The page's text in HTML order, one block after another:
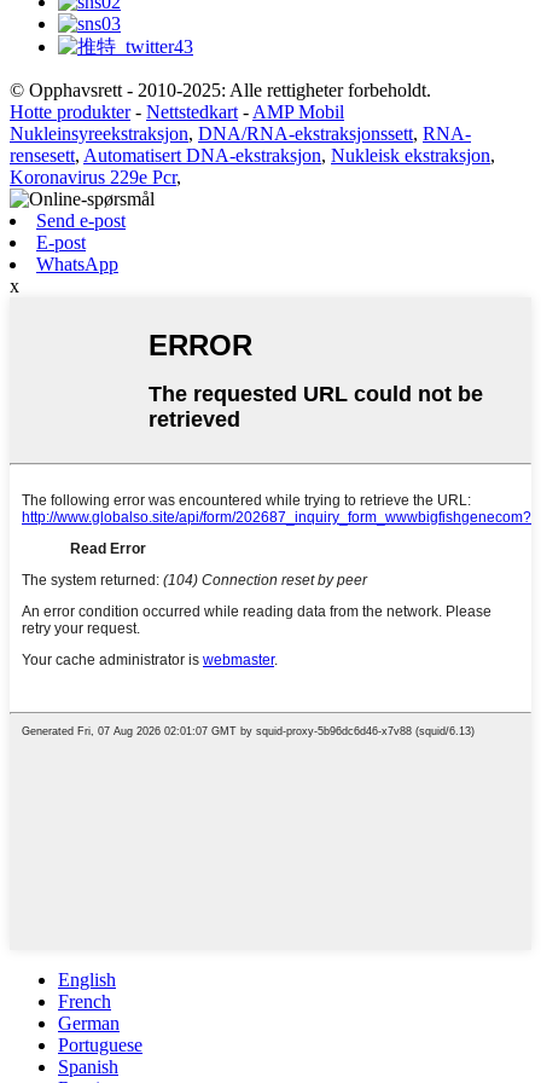
© Opphavsrett - 2010-2025: Alle rettigheter forbeholdt.
Hotte produkter- Nettstedkart - AMP Mobil
Nukleinsyreekstraksjon, DNA/RNA-ekstraksjonssett, RNA-
rensesett, Automatisert DNA-ekstraksjon, Nukleisk ekstraksjon,
Koronavirus 229e Pcr,
Send e-post
E-post
WhatsApp
x
English
French
German
Portuguese
Spanish